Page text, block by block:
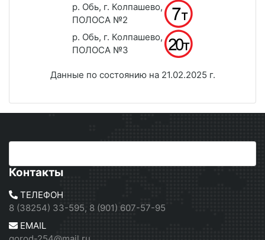
р. Обь, г. Колпашево,
ПОЛОСА №2
р. Обь, г. Колпашево,
ПОЛОСА №3
Данные по состоянию на 21.02.2025 г.
Контакты
ТЕЛЕФОН
8 (38254) 33-595, 8 (901) 607-57-95
EMAIL